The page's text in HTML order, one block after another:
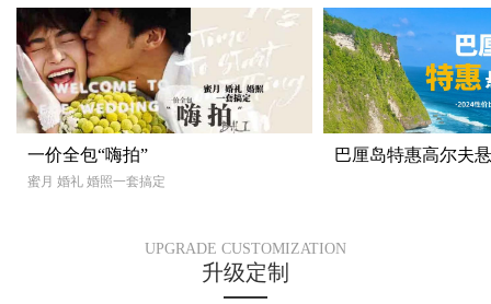
一价全包“嗨拍”
蜜月 婚礼 婚照一套搞定
巴厘岛特惠高尔夫
UPGRADE CUSTOMIZATION
升级定制